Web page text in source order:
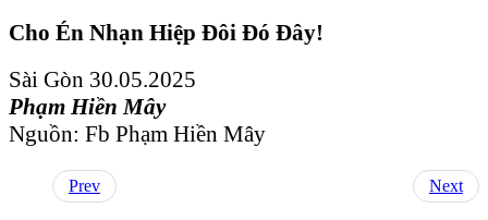
Cho Én Nhạn Hiệp Đôi Đó Đây!
Sài Gòn 30.05.2025
Phạm Hiền Mây
Nguồn: Fb Phạm Hiền Mây
Prev Next